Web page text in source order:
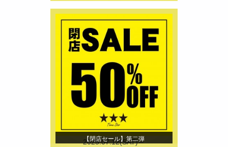
【閉店セール】第二弾
2025.07.12(SAT)～